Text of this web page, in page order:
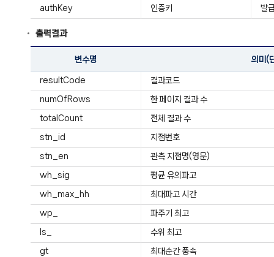
authKey 인증키 발
출력결과
변수명 의미(
resultCode 결과코드
numOfRows 한 페이지 결과 수
totalCount 전체 결과 수
stn_id 지점번호
stn_en 관측 지점명(영문)
wh_sig 평균 유의파고
wh_max_hh 최대파고 시간
wp_ 파주기 최고
ls_ 수위 최고
gt 최대순간 풍속